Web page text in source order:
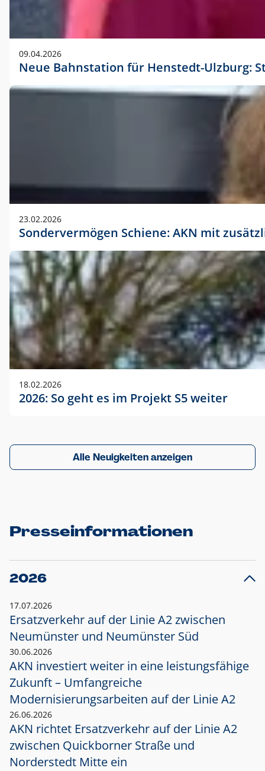
09.04.2026
Neue Bahnstation für Henstedt-Ulzburg:
23.02.2026
Sondervermögen Schiene: AKN mit
18.02.2026
2026: So geht es im Projekt S5 weiter
Alle Neuigkeiten anzeigen
Presseinformationen
2026
17.07.2026
Ersatzverkehr auf der Linie A2 zwischen
Neumünster und Neumünster Süd
30.06.2026
AKN investiert weiter in eine leistungsfähige
Zukunft – Umfangreiche
Modernisierungsarbeiten auf der Linie A2
26.06.2026
AKN richtet Ersatzverkehr auf der Linie A2
zwischen Quickborner Straße und
Norderstedt Mitte ein